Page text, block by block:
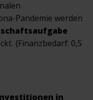
Pandemie werden
{Finanzbedarf: 0,5
in